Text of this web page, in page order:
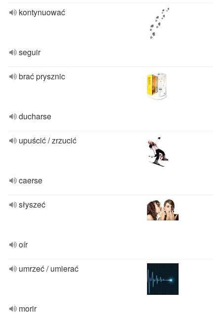
kontynuować
seguir
brać prysznic
ducharse
upuścić / zrzucić
caerse
słyszeć
oír
umrzeć / umierać
morir